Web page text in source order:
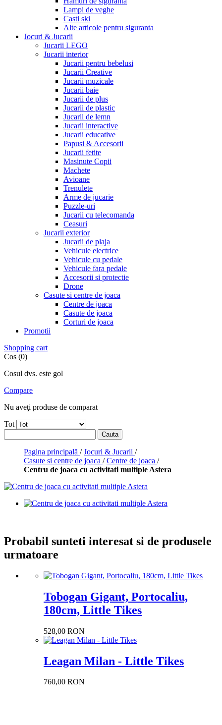
Lampi de veghe
Casti ski
Alte articole pentru siguranta
Jocuri & Jucarii
Jucarii LEGO
Jucarii interior
Jucarii pentru bebelusi
Jucarii Creative
Jucarii muzicale
Jucarii baie
Jucarii de plus
Jucarii de plastic
Jucarii de lemn
Jucarii interactive
Jucarii educative
Papusi & Accesorii
Jucarii fetite
Masinute Copii
Machete
Avioane
Trenulete
Arme de jucarie
Puzzle-uri
Jucarii cu telecomanda
Ceasuri
Jucarii exterior
Jucarii de plaja
Vehicule electrice
Vehicule cu pedale
Vehicule fara pedale
Accesorii si protectie
Drone
Casute si centre de joaca
Centre de joaca
Casute de joaca
Corturi de joaca
Promotii
Shopping cart
Cos (0)
Cosul dvs. este gol
Compare
Nu aveţi produse de comparat
Tot
Cauta
Pagina principală / Jocuri & Jucarii /
Casute si centre de joaca / Centre de joaca /
Centru de joaca cu activitati multiple Astera
Probabil sunteti interesat si de produsele
urmatoare
Tobogan Gigant, Portocaliu,
180cm, Little Tikes
528,00 RON
Leagan Milan - Little Tikes
760,00 RON